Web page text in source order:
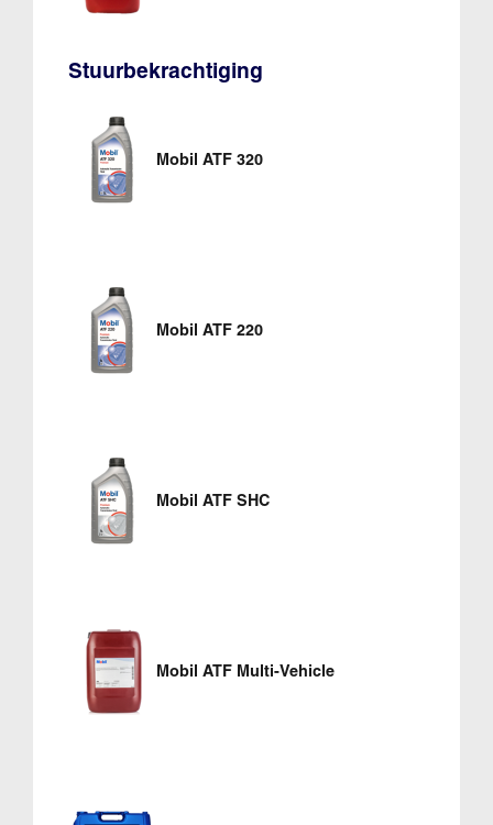
Stuurbekrachtiging
Mobil ATF 320
Mobil ATF 220
Mobil ATF SHC
Mobil ATF Multi-Vehicle